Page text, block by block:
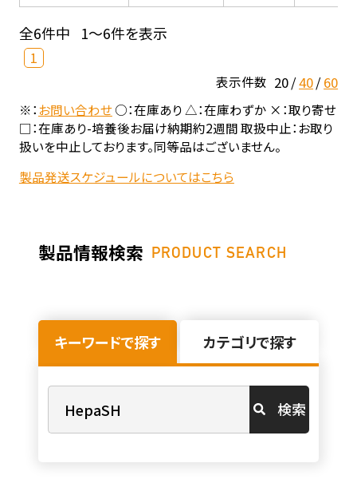
全6件中 1～6件を表示
1
表示件数 20 40 60
※：お問い合わせ○：在庫あり △：在庫わずか ×：取り寄せ
□：在庫あり-培養後お届け納期約2週間 取扱中止：お取り
扱いを中止しております。同等品はございません。
製品発送スケジュールについてはこちら
製品情報検索 PRODUCT SEARCH
キーワードで探す カテゴリで探す
検索